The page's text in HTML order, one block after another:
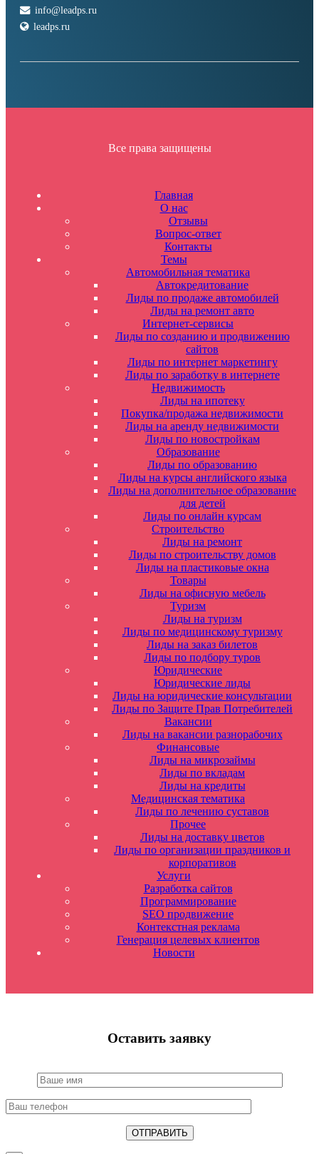
info@leadps.ru
leadps.ru
Все права защищены
Главная
О нас
Отзывы
Вопрос-ответ
Контакты
Темы
Автомобильная тематика
Автокредитование
Лиды по продаже автомобилей
Лиды на ремонт авто
Интернет-сервисы
Лиды по созданию и продвижению
сайтов
Лиды по интернет маркетингу
Лиды по заработку в интернете
Недвижимость
Лиды на ипотеку
Покупка/продажа недвижимости
Лиды на аренду недвижимости
Лиды по новостройкам
Образование
Лиды по образованию
Лиды на курсы английского языка
Лиды на дополнительное образование
для детей
Лиды по онлайн курсам
Строительство
Лиды на ремонт
Лиды по строительству домов
Лиды на пластиковые окна
Товары
Лиды на офисную мебель
Туризм
Лиды на туризм
Лиды по медицинскому туризму
Лиды на заказ билетов
Лиды по подбору туров
Юридические
Юридические лиды
Лиды на юридические консультации
Лиды по Защите Прав Потребителей
Вакансии
Лиды на вакансии разнорабочих
Финансовые
Лиды на микрозаймы
Лиды по вкладам
Лиды на кредиты
Медицинская тематика
Лиды по лечению суставов
Прочее
Лиды на доставку цветов
Лиды по организации праздников и
корпоративов
Услуги
Разработка сайтов
Программирование
SEO продвижение
Контекстная реклама
Генерация целевых клиентов
Новости
Оставить заявку